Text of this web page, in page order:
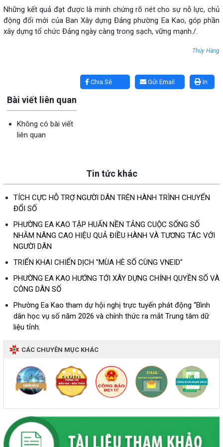
Những kết quả đạt được là minh chứng rõ nét cho sự nỗ lực, chủ
động đổi mới của Ban Xây dựng Đảng phường Ea Kao, góp phần
xây dựng tổ chức Đảng ngày càng trong sạch, vững mạnh./.
Thúy Hằng
In
Gửi Email
Chia Sẻ
Bài viết liên quan
Không có bài viết
liên quan
Tin tức khác
TÍCH CỰC HỖ TRỢ NGƯỜI DÂN TRÊN HÀNH TRÌNH CHUYỂN
ĐỔI SỐ
PHƯỜNG EA KAO TẬP HUẤN NỀN TẢNG CUỘC SỐNG SỐ
NHẰM NÂNG CAO HIỆU QUẢ ĐIỀU HÀNH VÀ TƯƠNG TÁC VỚI
NGƯỜI DÂN
TRIỂN KHAI CHIẾN DỊCH "MÙA HÈ SỐ CÙNG VNEID"
PHƯỜNG EA KAO HƯỚNG TỚI XÂY DỰNG CHÍNH QUYỀN SỐ VÀ
CÔNG DÂN SỐ
Phường Ea Kao tham dự hội nghị trực tuyến phát động “Bình
dân học vụ số năm 2026 và chính thức ra mắt Trung tâm dữ
liệu tỉnh.
CÁC CHUYÊN MỤC KHÁC